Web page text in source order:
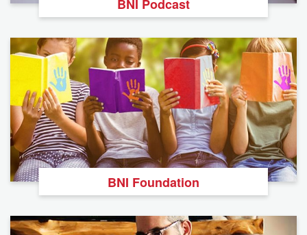
BNI Podcast
BNI Foundation